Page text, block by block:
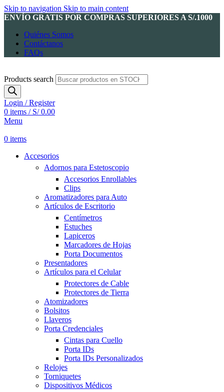
Skip to navigation Skip to main content
ENVÍO GRATIS POR COMPRAS SUPERIORES A S/.1000
Quiénes Somos
Contáctanos
FAQs
Products search
Login / Register
0 items / S/0.00
Menu
0 items
Accesorios
Adornos para Estetoscopio
Accesorios Enrollables
Clips
Aromatizadores para Auto
Artículos de Escritorio
Centímetros
Estuches
Lapiceros
Marcadores de Hojas
Porta Documentos
Presentadores
Artículos para el Celular
Protectores de Cable
Protectores de Tierra
Atomizadores
Bolsitos
Llaveros
Porta Credenciales
Cintas para Cuello
Porta IDs
Porta IDs Personalizados
Relojes
Torniquetes
Dispositivos Médicos